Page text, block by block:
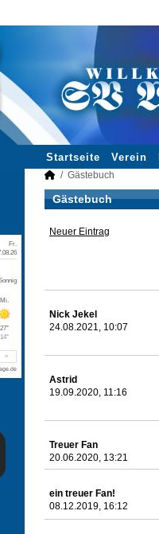
Startseite Verein
Gästebuch
Gästebuch
Neuer Eintrag
Nick Jekel
24.08.2021, 10:07
Astrid
19.09.2020, 11:16
Treuer Fan
20.06.2020, 13:21
ein treuer Fan!
08.12.2019, 16:12